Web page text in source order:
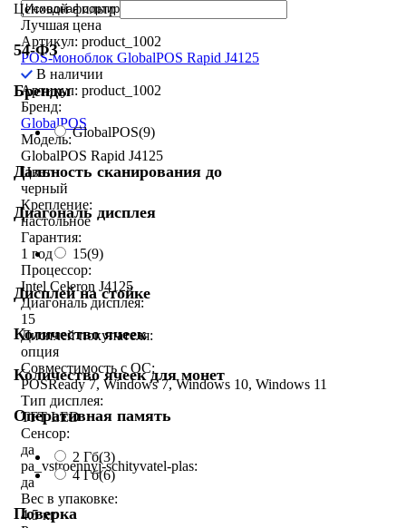
Ценовой фильтр
54-ФЗ
Бренды
GlobalPOS(9)
Дальность сканирования до
Диагональ дисплея
15(9)
Дисплей на стойке
Количество ячеек
Количество ячеек для монет
Оперативная память
2 Гб(3)
4 Гб(6)
Поверка
Лучшая цена
Артикул: product_1002
POS-моноблок GlobalPOS Rapid J4125
В наличии
Артикул: product_1002
Бренд:
GlobalPOS
Модель:
GlobalPOS Rapid J4125
Цвет:
черный
Крепление:
настольное
Гарантия:
1 год
Процессор:
Intel Celeron J4125
Диагональ дисплея:
15
Дисплей покупателя:
опция
Совместимость с ОС:
POSReady 7, Windows 7, Windows 10, Windows 11
Тип дисплея:
TFT LED
Сенсор:
да
pa_vstroennyj-schityvatel-plas:
да
Вес в упаковке:
4.5 кг